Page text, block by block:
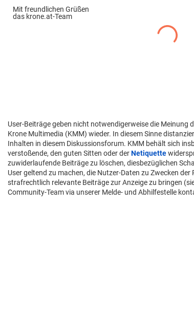
Mit freundlichen Grüßen
das krone.at-Team
User-Beiträge geben nicht notwendigerweise die Meinung
Krone Multimedia (KMM) wieder. In diesem Sinne
Inhalten in diesem Diskussionsforum. KMM behält sich
verstoßende, den guten Sitten oder derNetiquette
zuwiderlaufende Beiträge zu löschen, diesbezüglichen
User geltend zu machen, die Nutzer-Daten zu Zwecken
strafrechtlich relevante Beiträge zur Anzeige zu bringen
Community-Team via unserer Melde- und Abhilfestelle